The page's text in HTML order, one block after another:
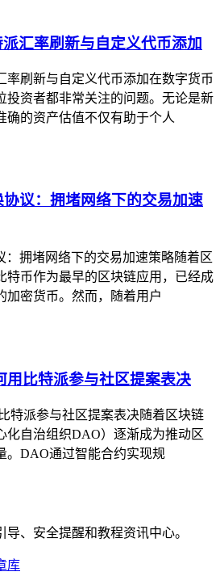
汇率刷新与自定义代币添加
率刷新与自定义代币添加在数字货币
投资者都非常关注的问题。无论是新
确的资产估值不仅有助于个人
议：拥堵网络下的交易加速
：拥堵网络下的交易加速策略随着区
特币作为最早的区块链应用，已经成
加密货币。然而，随着用户
用比特派参与社区提案表决
特派参与社区提案表决随着区块链
化自治组织DAO）逐渐成为推动区
。DAO通过智能合约实现规
导、安全提醒和教程资讯中心。
库